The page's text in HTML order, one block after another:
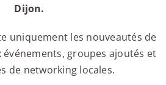
Dijon.
uniquement les nouveautés de
événements, groupes ajoutés et
de networking locales.